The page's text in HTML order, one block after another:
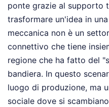
ponte grazie al supporto
trasformare un'idea in
meccanica non è un
connettivo che tiene
regione che ha fatto del
bandiera. In questo
luogo di produzione, ma
sociale dove si